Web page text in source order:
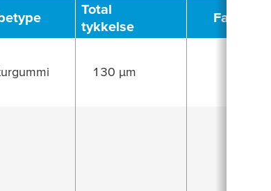
Total
tykkelse
Farge
130 µm